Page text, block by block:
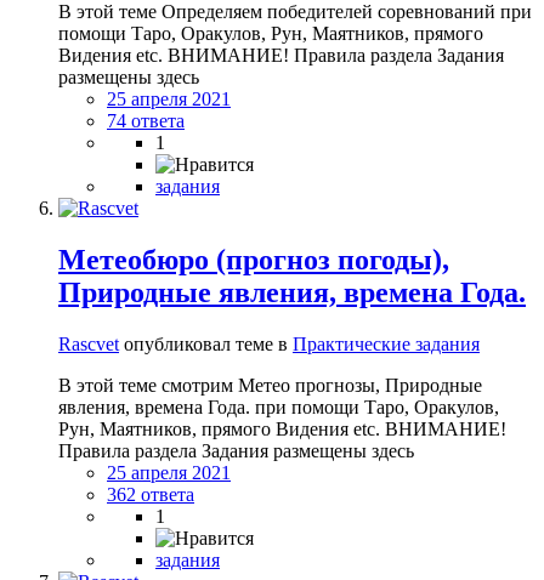
В этой теме Определяем победителей соревнований при
помощи Таро, Оракулов, Рун, Маятников, прямого
Видения etc. ВНИМАНИЕ! Правила раздела Задания
размещены здесь
25 апреля 2021
74 ответа
1
задания
Метеобюро (прогноз погоды),
Природные явления, времена Года.
Rascvet опубликовал теме в Практические задания
В этой теме смотрим Метео прогнозы, Природные
явления, времена Года. при помощи Таро, Оракулов,
Рун, Маятников, прямого Видения etc. ВНИМАНИЕ!
Правила раздела Задания размещены здесь
25 апреля 2021
362 ответа
1
задания